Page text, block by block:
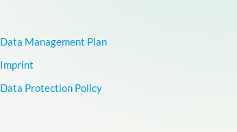
Data Management Plan
Imprint
Data Protection Policy